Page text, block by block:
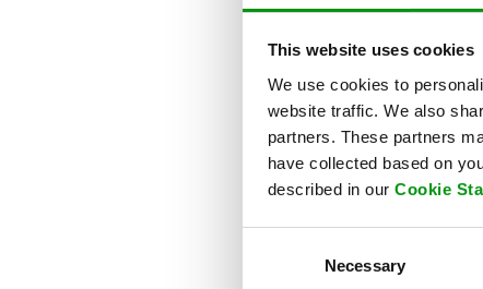
This website uses cookies
We use cookies to
website traffic. We also
partners. These partners
have collected based on
described in our Cookie
Necessary
fordel